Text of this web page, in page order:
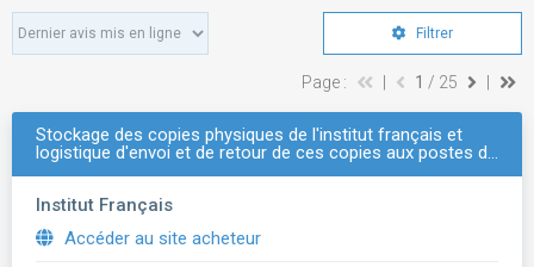
Filtrer
Page : 1 / 25
Stockage des copies physiques de l'institut français et
logistique d'envoi et de retour de ces copies aux postes d…
Institut Français
Accéder au site acheteur